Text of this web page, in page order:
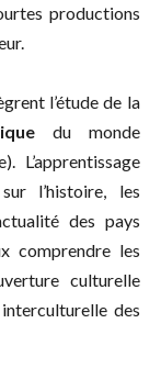
productions
l’étude de la
du monde
L’apprentissage
l’histoire, les
des pays
comprendre les
culturelle
des